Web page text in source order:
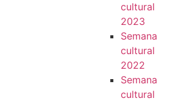
cultural
2023
Semana
cultural
2022
Semana
cultural